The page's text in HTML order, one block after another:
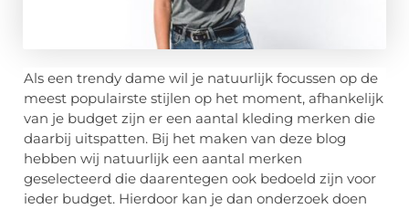
Als een trendy dame wil je natuurlijk focussen op de
meest populairste stijlen op het moment, afhankelijk
van je budget zijn er een aantal kleding merken die
daarbij uitspatten. Bij het maken van deze blog
hebben wij natuurlijk een aantal merken
geselecteerd die daarentegen ook bedoeld zijn voor
ieder budget. Hierdoor kan je dan onderzoek doen